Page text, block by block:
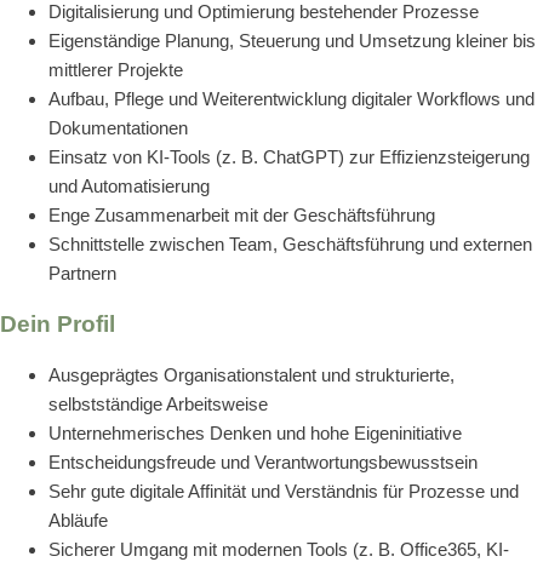
Digitalisierung und Optimierung bestehender Prozesse
Eigenständige Planung, Steuerung und Umsetzung kleiner bis
mittlerer Projekte
Aufbau, Pflege und Weiterentwicklung digitaler Workflows und
Dokumentationen
Einsatz von KI-Tools (z. B. ChatGPT) zur Effizienzsteigerung
und Automatisierung
Enge Zusammenarbeit mit der Geschäftsführung
Schnittstelle zwischen Team, Geschäftsführung und externen
Partnern
Dein Profil
Ausgeprägtes Organisationstalent und strukturierte,
selbstständige Arbeitsweise
Unternehmerisches Denken und hohe Eigeninitiative
Entscheidungsfreude und Verantwortungsbewusstsein
Sehr gute digitale Affinität und Verständnis für Prozesse und
Abläufe
Sicherer Umgang mit modernen Tools (z. B. Office365, KI-